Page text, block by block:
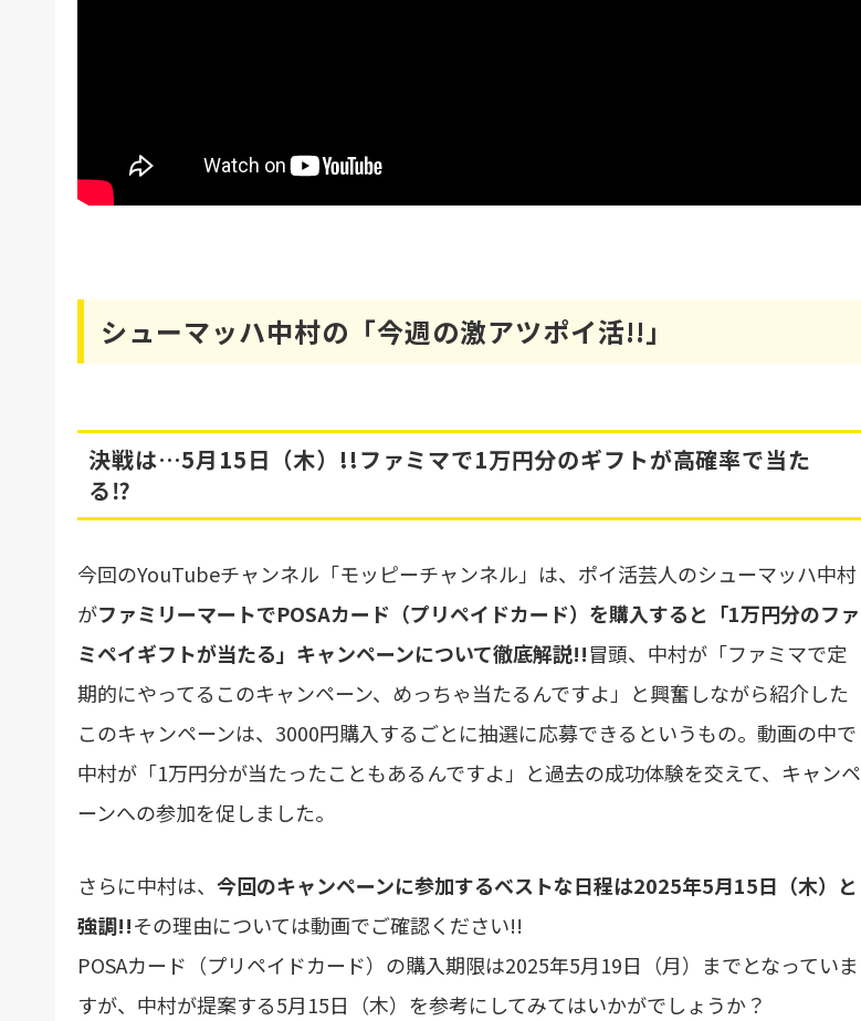
シューマッハ中村の「今週の激アツポイ活!!」
決戦は…5月15日（木）!!ファミマで1万円分のギフトが高確率で当た
る⁉
今回のYouTubeチャンネル「モッピーチャンネル」は、ポイ活芸人のシューマッハ中村
がファミリーマートでPOSAカード（プリペイドカード）を購入すると「1万円分のファ
ミペイギフトが当たる」キャンペーンについて徹底解説!!冒頭、中村が「ファミマで定
期的にやってるこのキャンペーン、めっちゃ当たるんですよ」と興奮しながら紹介した
このキャンペーンは、3000円購入するごとに抽選に応募できるというもの。動画の中で
中村が「1万円分が当たったこともあるんですよ」と過去の成功体験を交えて、キャンペ
ーンへの参加を促しました。
さらに中村は、 今回のキャンペーンに参加するベストな日程は2025年5月15日（木）と
強調!!その理由については動画でご確認ください!!
POSAカード（プリペイドカード）の購入期限は2025年5月19日（月）までとなっていま
すが、中村が提案する5月15日（木）を参考にしてみてはいかがでしょうか？